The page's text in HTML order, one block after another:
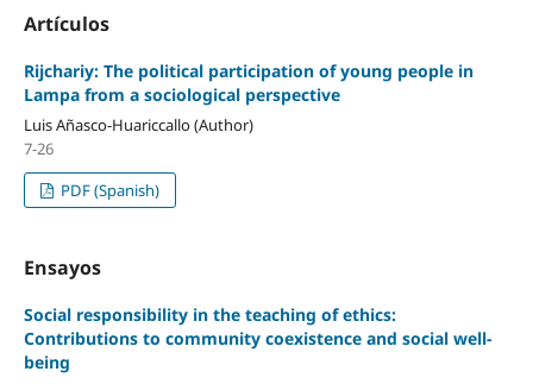
Artículos
Rijchariy: The political participation of young people in
Lampa from a sociological perspective
Luis Añasco-Huariccallo (Author)
7-26
PDF (Spanish)
Ensayos
Social responsibility in the teaching of ethics:
Contributions to community coexistence and social well-
being